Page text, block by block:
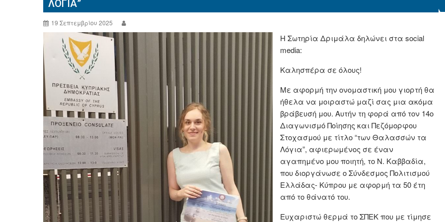
ΛΌΓΙΑ”
19 Σεπτεμβρίου 2025
Η Σωτηρία Δριμάλα δηλώνει στα social
media:
Καλησπέρα σε όλους!
Με αφορμή την ονομαστική μου γιορτή θα
ήθελα να μοιραστώ μαζί σας μια ακόμα
βράβευσή μου. Αυτήν τη φορά από τον 14ο
Διαγωνισμό Ποίησης και Πεζόμορφου
Στοχασμού με τίτλο “των Θαλασσών τα
Λόγια”, αφιερωμένος σε έναν
αγαπημένο μου ποιητή, το Ν. Καββαδία,
που διοργάνωσε ο Σύνδεσμος Πολιτισμού
Ελλάδας- Κύπρου με αφορμή τα 50 έτη
από το θάνατό του.
Ευχαριστώ θερμά το ΣΠΕΚ που με τίμησε